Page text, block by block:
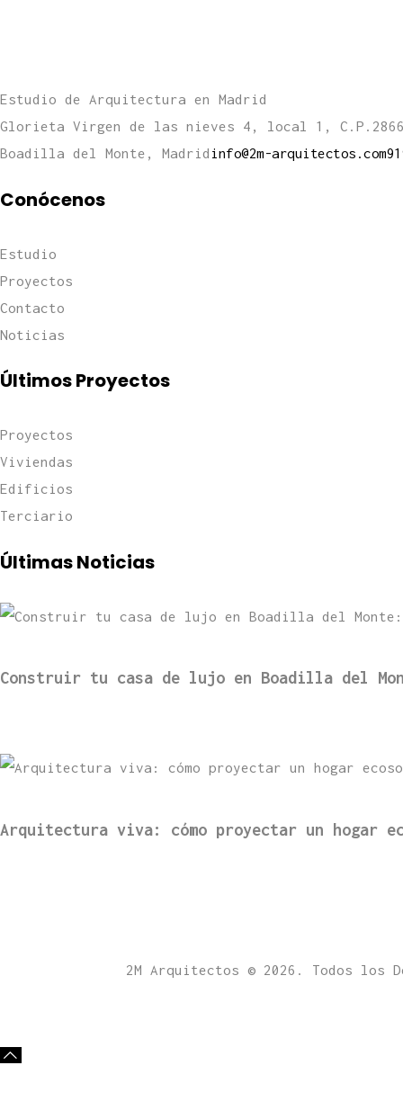
Estudio de Arquitectura en Madrid
Glorieta Virgen de las nieves 4, local 1,
Boadilla del Monte, Madrid info@2m-arquitectos.com
Conócenos
Estudio
Proyectos
Contacto
Noticias
Últimos Proyectos
Proyectos
Viviendas
Edificios
Terciario
Últimas Noticias
Construir tu casa de lujo en Boadilla del
Arquitectura viva: cómo proyectar un hogar
2M Arquitectos © 2026. Todos los